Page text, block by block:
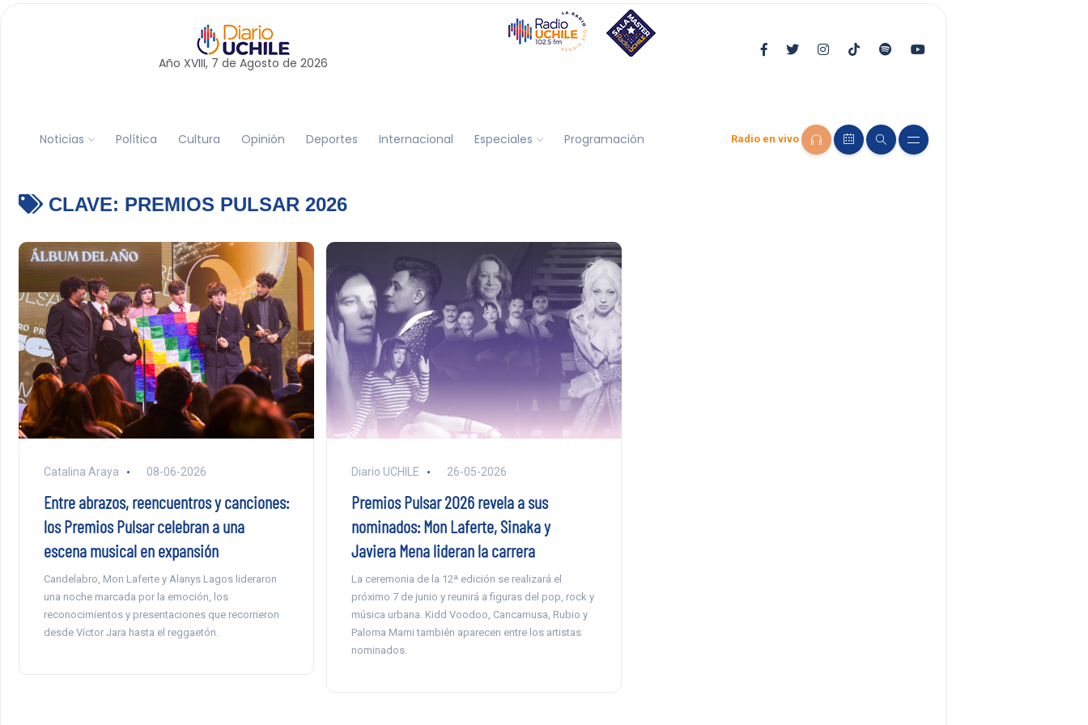
Año XVIII, 7 de Agosto de 2026
Noticias Política Cultura Opinión Deportes Internacional Especiales Programación Radio en vivo
CLAVE: PREMIOS PULSAR 2026
Catalina Araya 08-06-2026
Entre abrazos, reencuentros y canciones:
los Premios Pulsar celebran a una
escena musical en expansión
Candelabro, Mon Laferte y Alanys Lagos lideraron
una noche marcada por la emoción, los
reconocimientos y presentaciones que recorrieron
desde Víctor Jara hasta el reggaetón.
Diario UCHILE 26-05-2026
Premios Pulsar 2026 revela a sus
nominados: Mon Laferte, Sinaka y
Javiera Mena lideran la carrera
La ceremonia de la 12ª edición se realizará el
próximo 7 de junio y reunirá a figuras del pop, rock y
música urbana. Kidd Voodoo, Cancamusa, Rubio y
Paloma Mami también aparecen entre los artistas
nominados.